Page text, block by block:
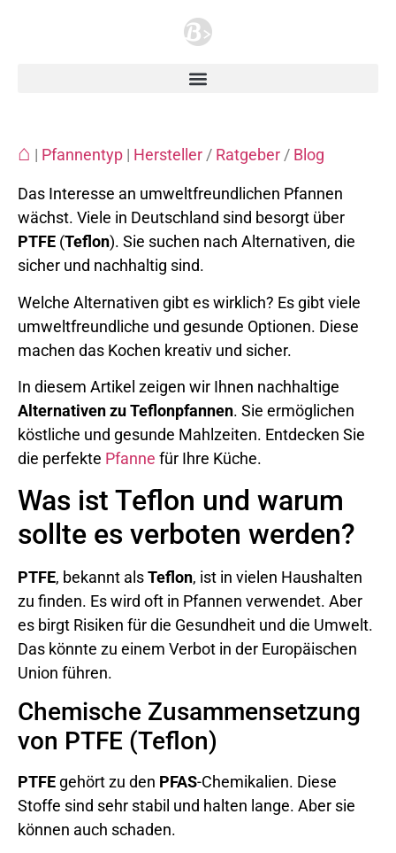
⌂ | Pfannentyp | Hersteller / Ratgeber / Blog
Das Interesse an umweltfreundlichen Pfannen
wächst. Viele in Deutschland sind besorgt über
PTFE (Teflon). Sie suchen nach Alternativen, die
sicher und nachhaltig sind.
Welche Alternativen gibt es wirklich? Es gibt viele
umweltfreundliche und gesunde Optionen. Diese
machen das Kochen kreativ und sicher.
In diesem Artikel zeigen wir Ihnen nachhaltige
Alternativen zu Teflonpfannen. Sie ermöglichen
köstliche und gesunde Mahlzeiten. Entdecken Sie
die perfekte Pfanne für Ihre Küche.
Was ist Teflon und warum
sollte es verboten werden?
PTFE, bekannt alsTeflon, ist in vielen Haushalten
zu finden. Es wird oft in Pfannen verwendet. Aber
es birgt Risiken für die Gesundheit und die Umwelt.
Das könnte zu einem Verbot in der Europäischen
Union führen.
Chemische Zusammensetzung
von PTFE (Teflon)
PTFE gehört zu den PFAS-Chemikalien. Diese
Stoffe sind sehr stabil und halten lange. Aber sie
können auch schaden.